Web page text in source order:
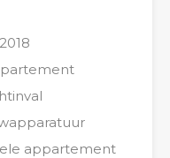
appartement